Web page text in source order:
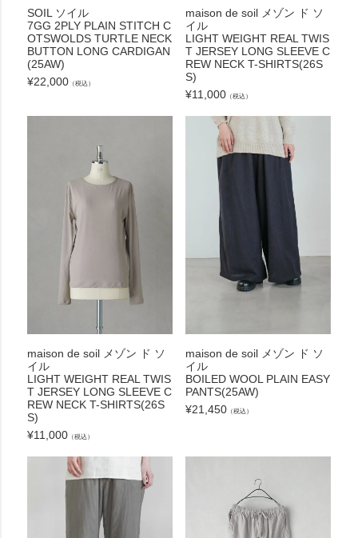
SOIL ソイル
7GG 2PLY PLAIN STITCH C
OTSWOLDS TURTLE NECK
BUTTON LONG CARDIGAN
(25AW)
¥22,000（税込）
maison de soil メゾン ド ソ
イル
LIGHT WEIGHT REAL TWIS
T JERSEY LONG SLEEVE C
REW NECK T-SHIRTS(26S
S)
¥11,000 （税込）
maison de soil メゾン ド ソ
イル
LIGHT WEIGHT REAL TWIS
T JERSEY LONG SLEEVE C
REW NECK T-SHIRTS(26S
S)
¥11,000（税込）
maison de soil メゾン ド ソ
イル
BOILED WOOL PLAIN EASY
PANTS(25AW)
¥21,450 （税込）